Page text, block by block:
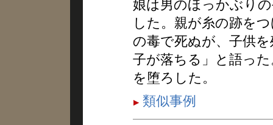
娘は男のほっかぶり
した。親が糸の跡を
の毒で死ぬが、子供
子が落ちる」と語っ
を堕ろした。
類似事例